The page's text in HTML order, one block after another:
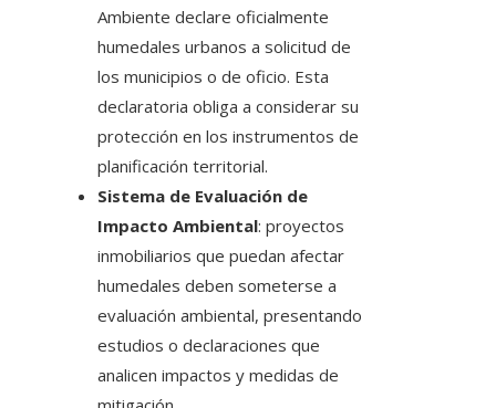
Ambiente declare oficialmente
humedales urbanos a solicitud de
los municipios o de oficio. Esta
declaratoria obliga a considerar su
protección en los instrumentos de
planificación territorial.
Sistema de Evaluación de
Impacto Ambiental: proyectos
inmobiliarios que puedan afectar
humedales deben someterse a
evaluación ambiental, presentando
estudios o declaraciones que
analicen impactos y medidas de